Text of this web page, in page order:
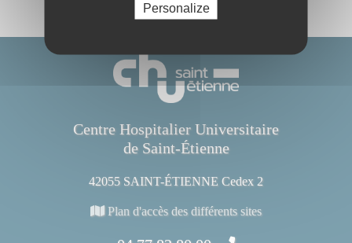
Centre Hospitalier Universitaire
de Saint-Étienne
42055 SAINT-ÉTIENNE Cedex 2
Plan d'accès des différents sites
Personalize